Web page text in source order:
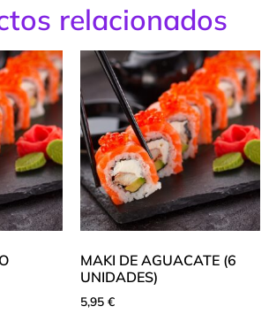
relacionados
MAKI DE AGUACATE (6
UNIDADES)
5,95 €